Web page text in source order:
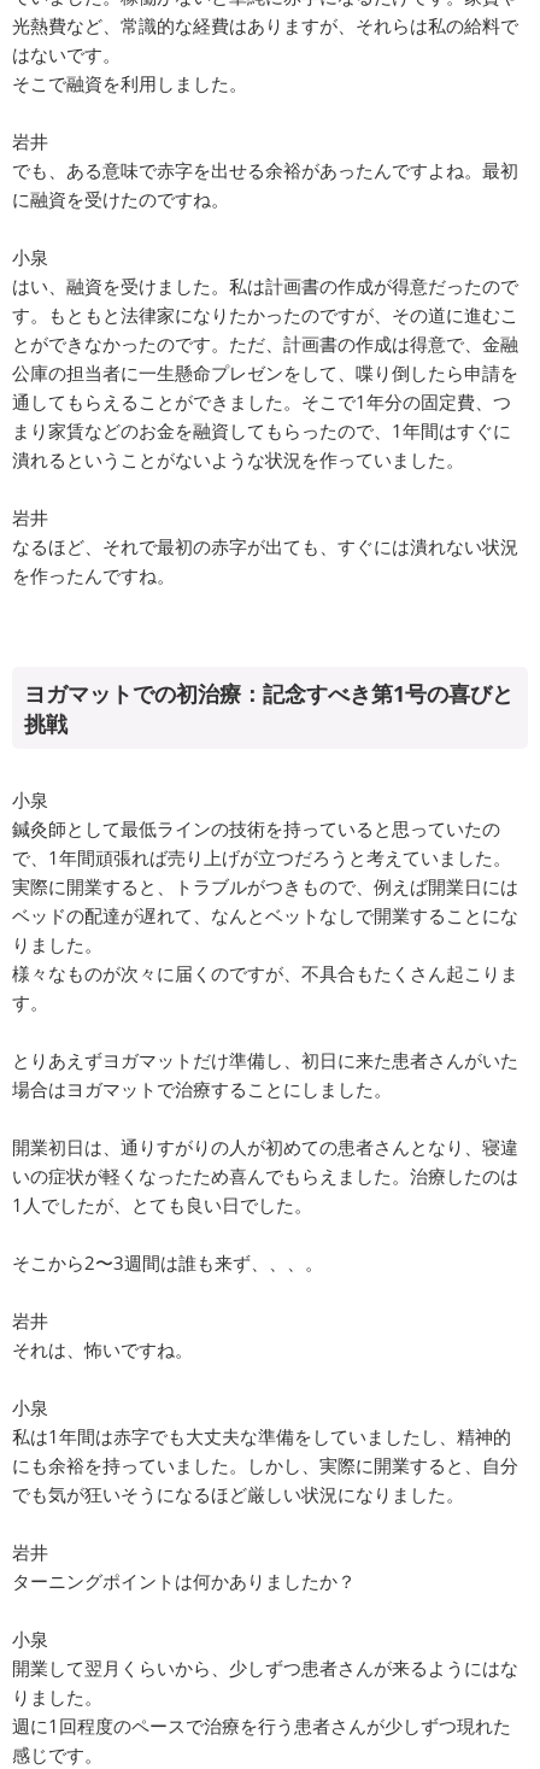
光熱費など、常識的な経費はありますが、それらは私の給料で
はないです。
そこで融資を利用しました。
岩井
でも、ある意味で赤字を出せる余裕があったんですよね。最初
に融資を受けたのですね。
小泉
はい、融資を受けました。私は計画書の作成が得意だったので
す。もともと法律家になりたかったのですが、その道に進むこ
とができなかったのです。ただ、計画書の作成は得意で、金融
公庫の担当者に一生懸命プレゼンをして、喋り倒したら申請を
通してもらえることができました。そこで1年分の固定費、つ
まり家賃などのお金を融資してもらったので、1年間はすぐに
潰れるということがないような状況を作っていました。
岩井
なるほど、それで最初の赤字が出ても、すぐには潰れない状況
を作ったんですね。
ヨガマットでの初治療：記念すべき第1号の喜びと
挑戦
小泉
鍼灸師として最低ラインの技術を持っていると思っていたの
で、1年間頑張れば売り上げが立つだろうと考えていました。
実際に開業すると、トラブルがつきもので、例えば開業日には
ベッドの配達が遅れて、なんとベットなしで開業することにな
りました。
様々なものが次々に届くのですが、不具合もたくさん起こりま
す。
とりあえずヨガマットだけ準備し、初日に来た患者さんがいた
場合はヨガマットで治療することにしました。
開業初日は、通りすがりの人が初めての患者さんとなり、寝違
いの症状が軽くなったため喜んでもらえました。治療したのは
1人でしたが、とても良い日でした。
そこから2〜3週間は誰も来ず、、、。
岩井
それは、怖いですね。
小泉
私は1年間は赤字でも大丈夫な準備をしていましたし、精神的
にも余裕を持っていました。しかし、実際に開業すると、自分
でも気が狂いそうになるほど厳しい状況になりました。
岩井
ターニングポイントは何かありましたか？
小泉
開業して翌月くらいから、少しずつ患者さんが来るようにはな
りました。
週に1回程度のペースで治療を行う患者さんが少しずつ現れた
感じです。